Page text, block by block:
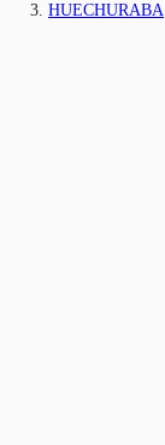
HUECHURABA